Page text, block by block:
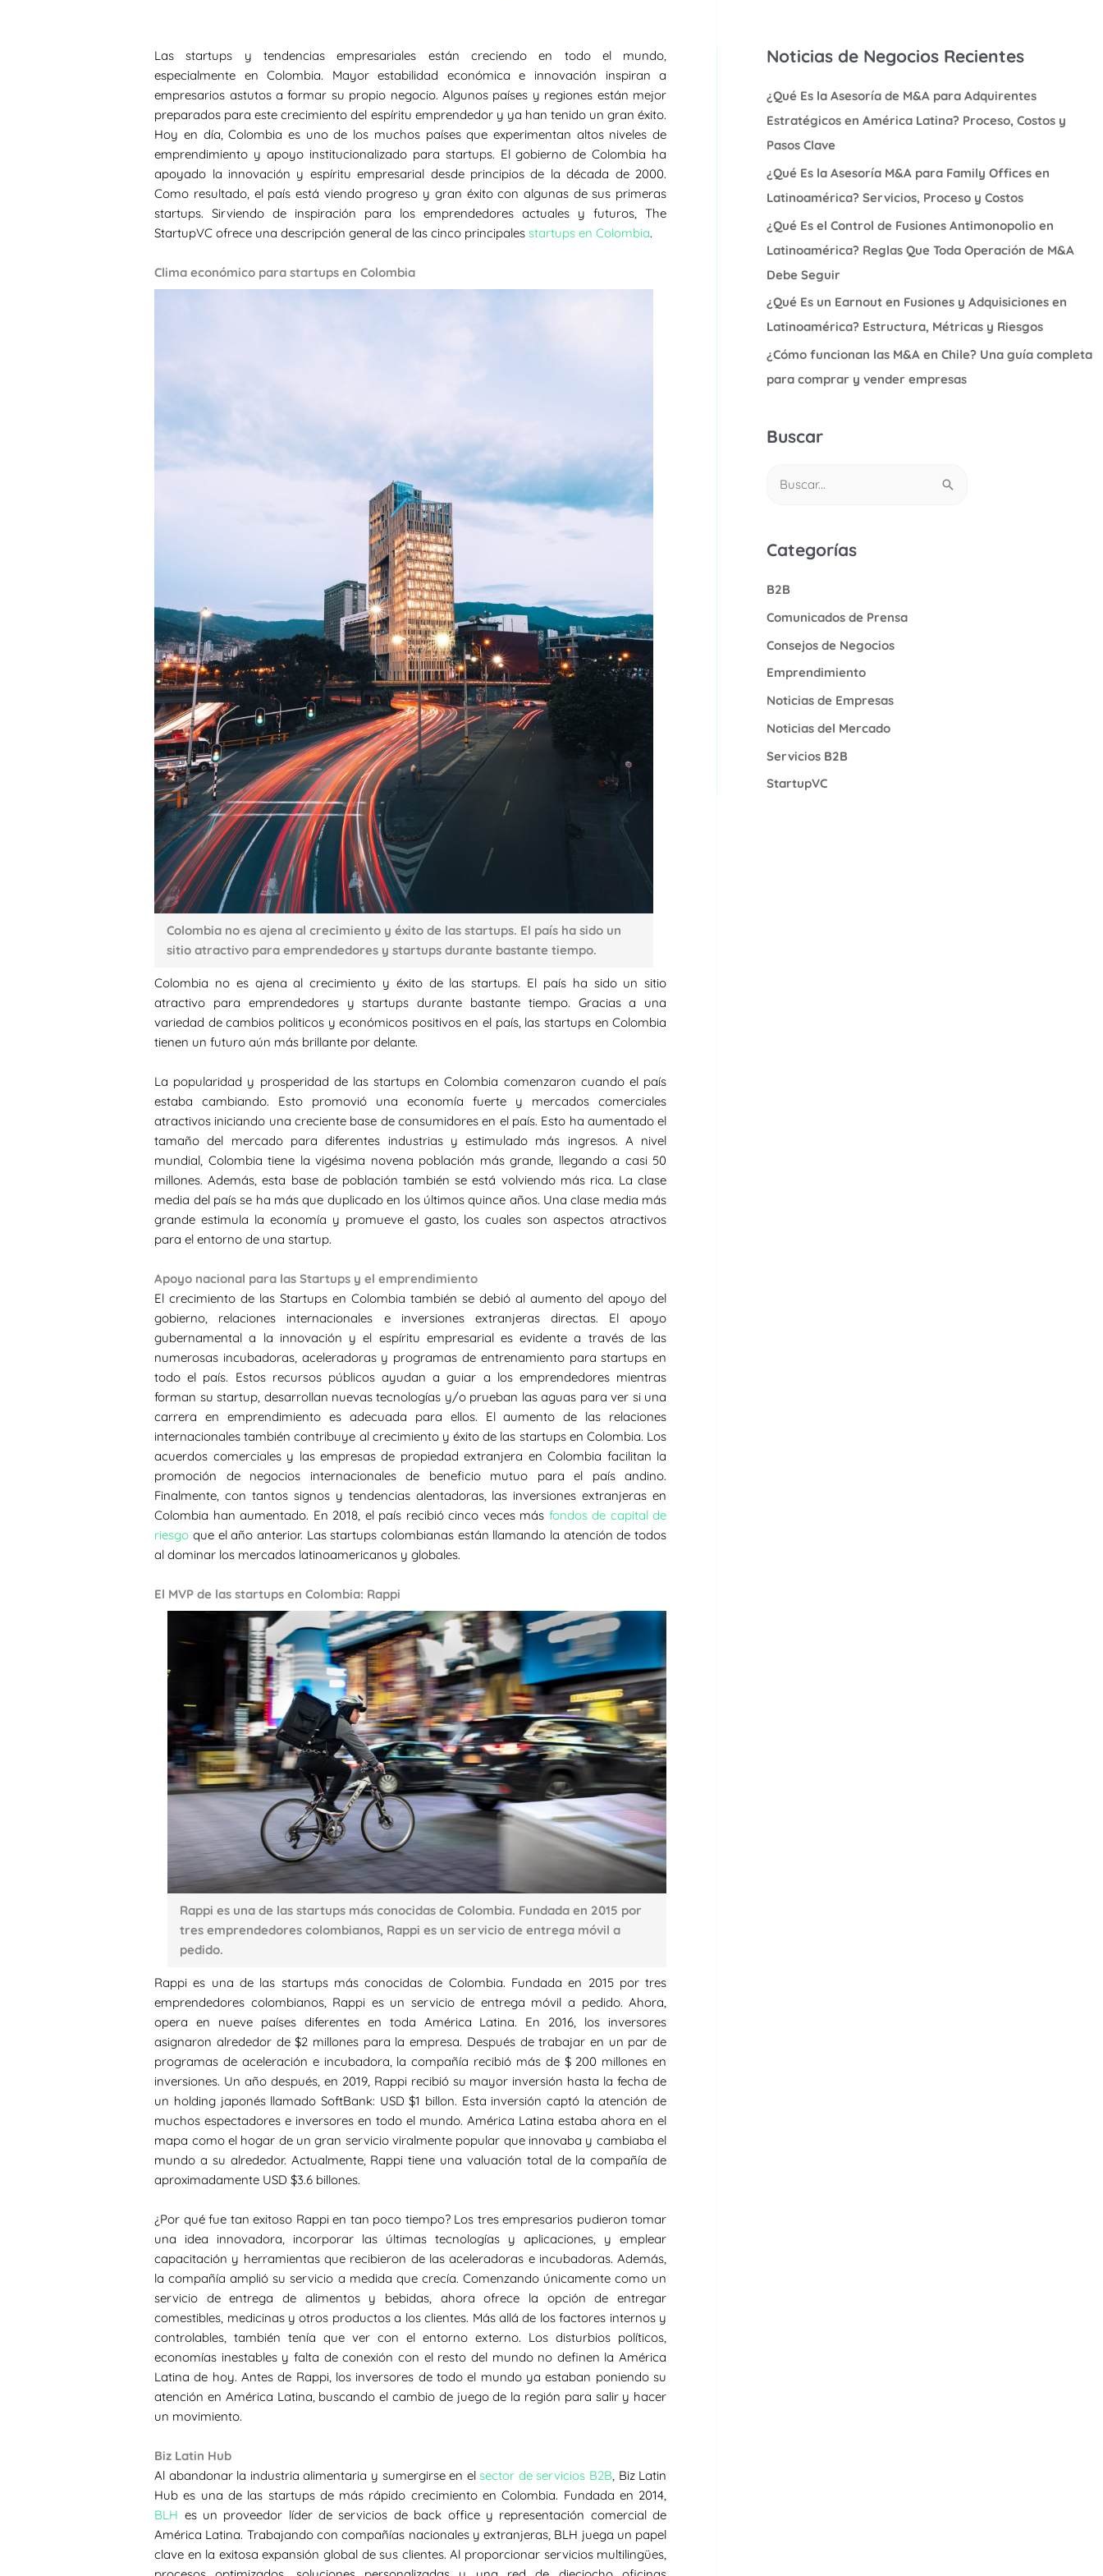
Las startups y tendencias empresariales están creciendo en todo el mundo,
especialmente en Colombia. Mayor estabilidad económica e innovación inspiran a
empresarios astutos a formar su propio negocio. Algunos países y regiones están mejor
preparados para este crecimiento del espíritu emprendedor y ya han tenido un gran éxito.
Hoy en día, Colombia es uno de los muchos países que experimentan altos niveles de
emprendimiento y apoyo institucionalizado para startups. El gobierno de Colombia ha
apoyado la innovación y espíritu empresarial desde principios de la década de 2000.
Como resultado, el país está viendo progreso y gran éxito con algunas de sus primeras
startups. Sirviendo de inspiración para los emprendedores actuales y futuros, The
StartupVC ofrece una descripción general de las cinco principalesstartups en Colombia.
Clima económico para startups en Colombia
Colombia no es ajena al crecimiento y éxito de las startups. El país ha sido un
sitio atractivo para emprendedores y startups durante bastante tiempo.
Colombia no es ajena al crecimiento y éxito de las startups. El país ha sido un sitio
atractivo para emprendedores y startups durante bastante tiempo. Gracias a una
variedad de cambios politicos y económicos positivos en el país, las startups en Colombia
tienen un futuro aún más brillante por delante.
La popularidad y prosperidad de las startups en Colombia comenzaron cuando el país
estaba cambiando. Esto promovió una economía fuerte y mercados comerciales
atractivos iniciando una creciente base de consumidores en el país. Esto ha aumentado el
tamaño del mercado para diferentes industrias y estimulado más ingresos. A nivel
mundial, Colombia tiene la vigésima novena población más grande, llegando a casi 50
millones. Además, esta base de población también se está volviendo más rica. La clase
media del país se ha más que duplicado en los últimos quince años. Una clase media más
grande estimula la economía y promueve el gasto, los cuales son aspectos atractivos
para el entorno de una startup.
Apoyo nacional para las Startups y el emprendimiento
El crecimiento de las Startups en Colombia también se debió al aumento del apoyo del
gobierno, relaciones internacionales e inversiones extranjeras directas. El apoyo
gubernamental a la innovación y el espíritu empresarial es evidente a través de las
numerosas incubadoras, aceleradoras y programas de entrenamiento para startups en
todo el país. Estos recursos públicos ayudan a guiar a los emprendedores mientras
forman su startup, desarrollan nuevas tecnologías y/o prueban las aguas para ver si una
carrera en emprendimiento es adecuada para ellos. El aumento de las relaciones
internacionales también contribuye al crecimiento y éxito de las startups en Colombia. Los
acuerdos comerciales y las empresas de propiedad extranjera en Colombia facilitan la
promoción de negocios internacionales de beneficio mutuo para el país andino.
Finalmente, con tantos signos y tendencias alentadoras, las inversiones extranjeras en
Colombia han aumentado. En 2018, el país recibió cinco veces más fondos de capital de
riesgo que el año anterior. Las startups colombianas están llamando la atención de todos
al dominar los mercados latinoamericanos y globales.
El MVP de las startups en Colombia: Rappi
Rappi es una de las startups más conocidas de Colombia. Fundada en 2015 por
tres emprendedores colombianos, Rappi es un servicio de entrega móvil a
pedido.
Rappi es una de las startups más conocidas de Colombia. Fundada en 2015 por tres
emprendedores colombianos, Rappi es un servicio de entrega móvil a pedido. Ahora,
opera en nueve países diferentes en toda América Latina. En 2016, los inversores
asignaron alrededor de $2 millones para la empresa. Después de trabajar en un par de
programas de aceleración e incubadora, la compañía recibió más de $ 200 millones en
inversiones. Un año después, en 2019, Rappi recibió su mayor inversión hasta la fecha de
un holding japonés llamado SoftBank: USD $1 billon. Esta inversión captó la atención de
muchos espectadores e inversores en todo el mundo. América Latina estaba ahora en el
mapa como el hogar de un gran servicio viralmente popular que innovaba y cambiaba el
mundo a su alrededor. Actualmente, Rappi tiene una valuación total de la compañía de
aproximadamente USD $3.6 billones.
¿Por qué fue tan exitoso Rappi en tan poco tiempo? Los tres empresarios pudieron tomar
una idea innovadora, incorporar las últimas tecnologías y aplicaciones, y emplear
capacitación y herramientas que recibieron de las aceleradoras e incubadoras. Además,
la compañía amplió su servicio a medida que crecía. Comenzando únicamente como un
servicio de entrega de alimentos y bebidas, ahora ofrece la opción de entregar
comestibles, medicinas y otros productos a los clientes. Más allá de los factores internos y
controlables, también tenía que ver con el entorno externo. Los disturbios políticos,
economías inestables y falta de conexión con el resto del mundo no definen la América
Latina de hoy. Antes de Rappi, los inversores de todo el mundo ya estaban poniendo su
atención en América Latina, buscando el cambio de juego de la región para salir y hacer
un movimiento.
Biz Latin Hub
Al abandonar la industria alimentaria y sumergirse en elsector de servicios B2B, Biz Latin
Hub es una de las startups de más rápido crecimiento en Colombia. Fundada en 2014,
BLH es un proveedor líder de servicios de back office y representación comercial de
América Latina. Trabajando con compañías nacionales y extranjeras, BLH juega un papel
clave en la exitosa expansión global de sus clientes. Al proporcionar servicios multilingües,
Noticias de Negocios Recientes
¿Qué Es la Asesoría de M&A para Adquirentes
Estratégicos en América Latina? Proceso, Costos y
Pasos Clave
¿Qué Es la Asesoría M&A para Family Offices en
Latinoamérica? Servicios, Proceso y Costos
¿Qué Es el Control de Fusiones Antimonopolio en
Latinoamérica? Reglas Que Toda Operación de M&A
Debe Seguir
¿Qué Es un Earnout en Fusiones y Adquisiciones en
Latinoamérica? Estructura, Métricas y Riesgos
¿Cómo funcionan las M&A en Chile? Una guía completa
para comprar y vender empresas
Buscar
c
r
p
o
r
:
Categorías
B2B
Comunicados de Prensa
Consejos de Negocios
Emprendimiento
Noticias de Empresas
Noticias del Mercado
Servicios B2B
StartupVC